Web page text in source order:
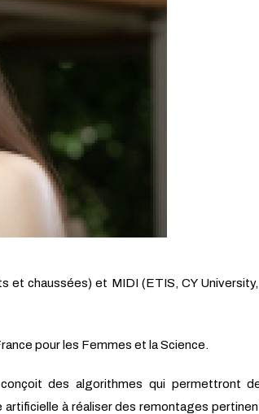
et chaussées) et MIDI (ETIS, CY
pour les Femmes et la Science.
des algorithmes qui permettront
à réaliser des remontages